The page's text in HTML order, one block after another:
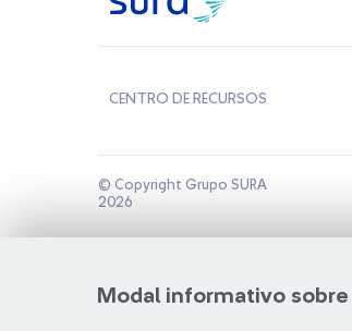
Modal informativo sobre
CENTRO DE RECURSOS
© Copyright Grupo SURA
2026